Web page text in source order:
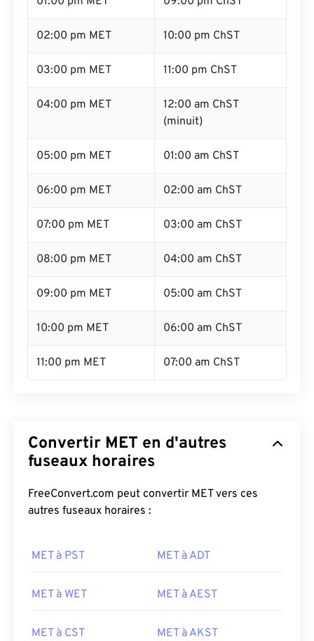
02:00 pm MET 10:00 pm ChST
03:00 pm MET 11:00 pm ChST
04:00 pm MET
12:00 am ChST
(minuit)
05:00 pm MET 01:00 am ChST
06:00 pm MET 02:00 am ChST
07:00 pm MET 03:00 am ChST
08:00 pm MET 04:00 am ChST
09:00 pm MET 05:00 am ChST
10:00 pm MET 06:00 am ChST
11:00 pm MET 07:00 am ChST
Convertir MET en d'autres
fuseaux horaires
FreeConvert.com peut convertir MET vers ces
autres fuseaux horaires :
MET à PST MET à ADT
MET à WET MET à AEST
MET à CST MET à AKST